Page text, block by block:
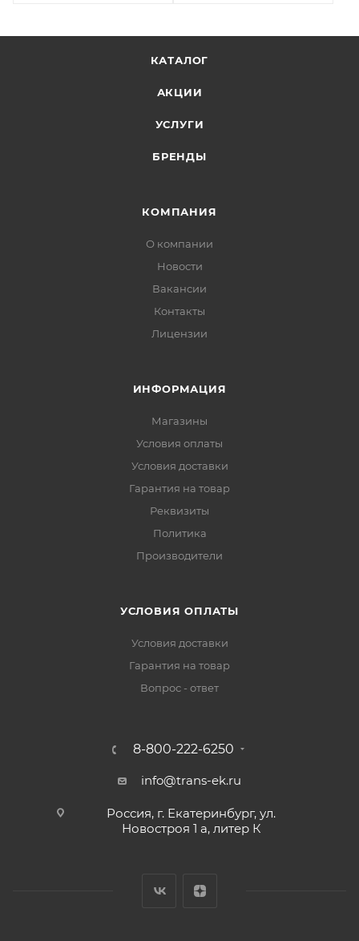
КАТАЛОГ
АКЦИИ
УСЛУГИ
БРЕНДЫ
КОМПАНИЯ
О компании
Новости
Вакансии
Контакты
Лицензии
ИНФОРМАЦИЯ
Магазины
Условия оплаты
Условия доставки
Гарантия на товар
Реквизиты
Политика
Производители
УСЛОВИЯ ОПЛАТЫ
Условия доставки
Гарантия на товар
Вопрос - ответ
8-800-222-6250
info@trans-ek.ru
Россия, г. Екатеринбург, ул.
Новостроя 1 а, литер К